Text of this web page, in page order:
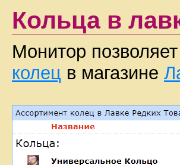
Кольца в
Монитор
колец в магазине